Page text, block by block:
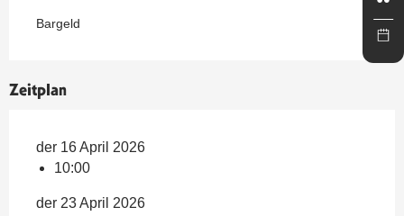
Bargeld
Zeitplan
der 16 April 2026
10:00
der 23 April 2026